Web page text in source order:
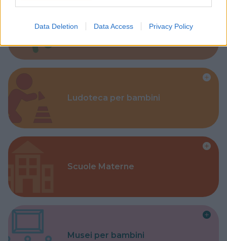
Data Deletion Data Access Privacy Policy
Corsi Sportivi per bambini
Ludoteca per bambini
Scuole Materne
Musei per bambini